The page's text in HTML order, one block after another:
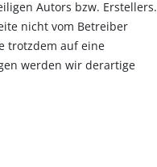
Autors bzw. Erstellers.
nicht vom Betreiber
trotzdem auf eine
werden wir derartige